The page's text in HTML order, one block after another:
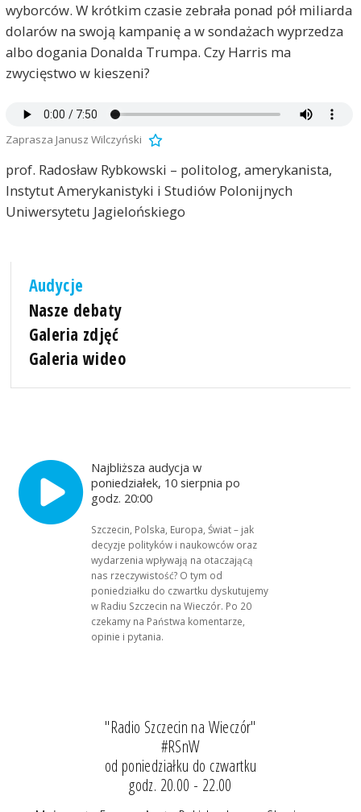
wyborców. W krótkim czasie zebrała ponad pół miliarda
dolarów na swoją kampanię a w sondażach wyprzedza
albo dogania Donalda Trumpa. Czy Harris ma
zwycięstwo w kieszeni?
Zaprasza Janusz Wilczyński
prof. Radosław Rybkowski – politolog, amerykanista,
Instytut Amerykanistyki i Studiów Polonijnych
Uniwersytetu Jagielońskiego
Audycje
Nasze debaty
Galeria zdjęć
Galeria wideo
Najbliższa audycja w
poniedziałek, 10 sierpnia po
godz. 20:00
Szczecin, Polska, Europa, Świat – jak
decyzje polityków i naukowców oraz
wydarzenia wpływają na otaczającą
nas rzeczywistość? O tym od
poniedziałku do czwartku dyskutujemy
w Radiu Szczecin na Wieczór. Po 20
czekamy na Państwa komentarze,
opinie i pytania.
"Radio Szczecin na Wieczór"
#RSnW
od poniedziałku do czwartku
godz. 20.00 - 22.00